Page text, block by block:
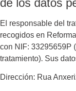
El responsable del
recogidos en
con NIF: 33295659P
tratamiento). Sus
Dirección: Rua